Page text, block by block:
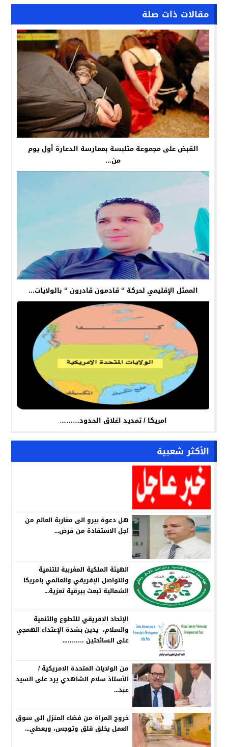
مقالات ذات صلة
القبض على مجموعة متلبسة بممارسة الدعارة أول يوم
من...
الممثل الإقليمي لحركة “ قادمون قادرون “ بالولايات...
امريكا / تمديد اغلاق الحدود………
الأكثر شعبية
هل دعوة بيرو الى مغاربة العالم من
اجل الاستفادة من فرص...
الهيئة الملكية المغربية للتنمية
والتواصل الإفريقي والعالمي بامريكا
الشمالية تبعث ببرقية تعزية...
الإتحاد الافريقي للتطوع والتنمية
والسلام، يدين بشدة الإعتداء الهمجي
على السائحتين ………..
من الولايات المتحدة الامريكية /
الأستاذ سلام الشاهدي يرد على السيد
عبد...
خروج المراة من فضاء المنزل الى سوق
العمل يخلق قلق وتوجس، ويعطي...